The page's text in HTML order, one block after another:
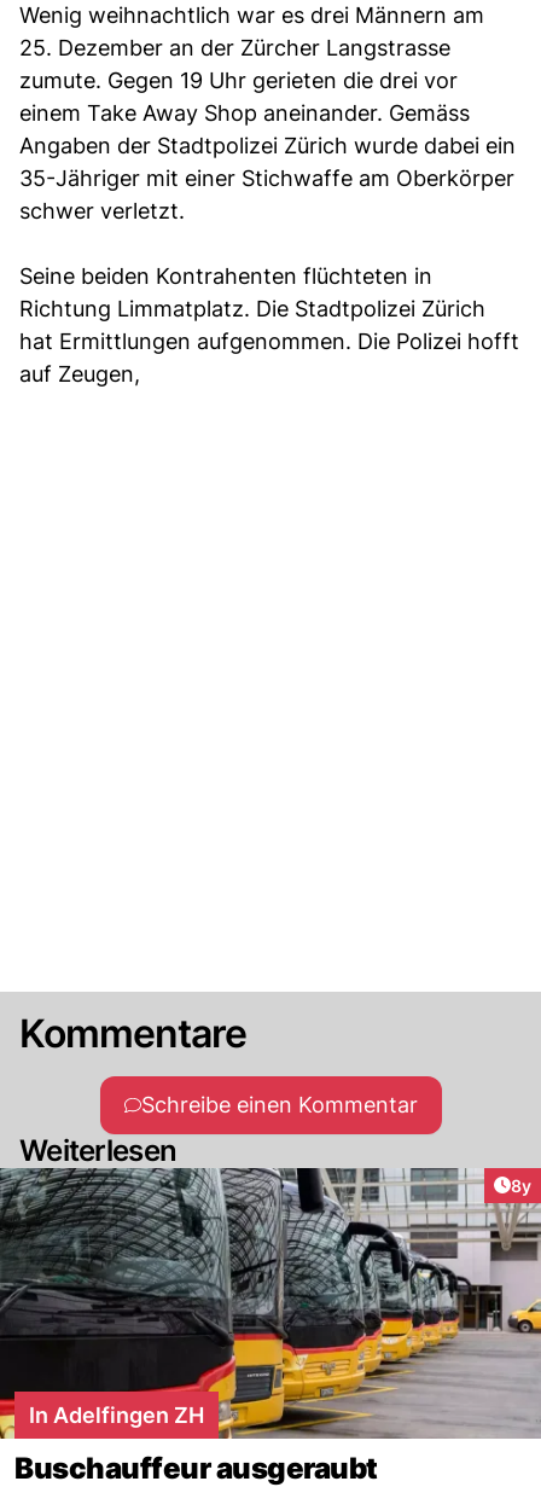
Wenig weihnachtlich war es drei Männern am
25. Dezember an der Zürcher Langstrasse
zumute. Gegen 19 Uhr gerieten die drei vor
einem Take Away Shop aneinander. Gemäss
Angaben der Stadtpolizei Zürich wurde dabei ein
35-Jähriger mit einer Stichwaffe am Oberkörper
schwer verletzt.
Seine beiden Kontrahenten flüchteten in
Richtung Limmatplatz. Die Stadtpolizei Zürich
hat Ermittlungen aufgenommen. Die Polizei hofft
auf Zeugen,
Kommentare
Schreibe einen Kommentar
Weiterlesen
8y
In Adelfingen ZH
Buschauffeur ausgeraubt